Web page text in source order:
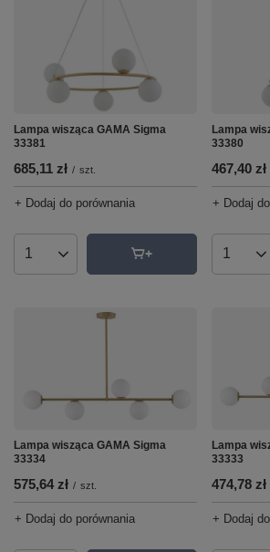
Lampa wisząca GAMA Sigma
33381
685,11 zł / szt.
+ Dodaj do porównania
Ilość produktów
Lampa
33380
467,40 zł
+ Dodaj
Ilość
Lampa wisząca GAMA Sigma
33334
575,64 zł / szt.
+ Dodaj do porównania
Lampa
33333
474,78 zł
+ Dodaj